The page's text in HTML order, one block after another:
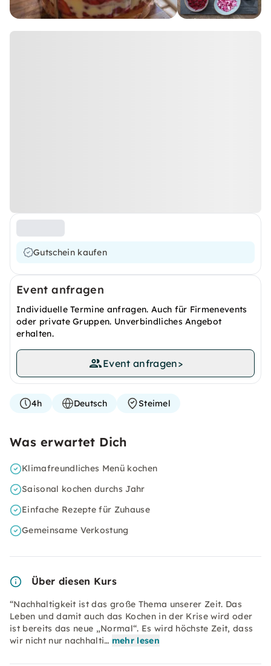
Gutschein kaufen
Event anfragen
Individuelle Termine anfragen. Auch für Firmenevents
oder private Gruppen. Unverbindliches Angebot
erhalten.
Event anfragen>
4h Deutsch Steimel
Was erwartet Dich
Klimafreundliches Menü kochen
Saisonal kochen durchs Jahr
Einfache Rezepte für Zuhause
Gemeinsame Verkostung
Über diesen Kurs
“Nachhaltigkeit ist das große Thema unserer Zeit. Das
Leben und damit auch das Kochen in der Krise wird oder
ist bereits das neue „Normal“. Es wird höchste Zeit, dass
wir nicht nur nachhalti… mehr lesen